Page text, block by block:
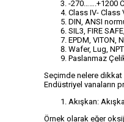
-270…….+1200 C
Class IV- Class
DIN, ANSI
SIL3, FIRE
EPDM, VITON,
Wafer, Lug,
Paslanmaz
Seçimde nelere dikkat
Endüstriyel vanaların
Akışkan:
Örnek olarak eğer